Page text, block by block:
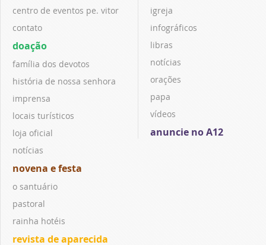
centro de eventos pe. vitor
contato
doação
família dos devotos
história de nossa senhora
imprensa
locais turísticos
loja oficial
notícias
novena e festa
o santuário
pastoral
rainha hotéis
revista de aparecida
igreja
infográficos
libras
notícias
orações
papa
vídeos
anuncie no A12